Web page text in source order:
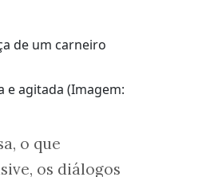
e agitada (Imagem:
o que
os diálogos